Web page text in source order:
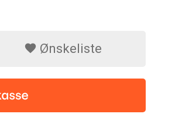
Ønskeliste